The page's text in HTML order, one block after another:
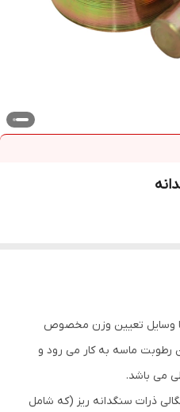
وسایل تعیین وزن مخصوص
رطوبت ماسه به کار می رود و
می باشد.
ذرات سنگدانه ریز (که شامل